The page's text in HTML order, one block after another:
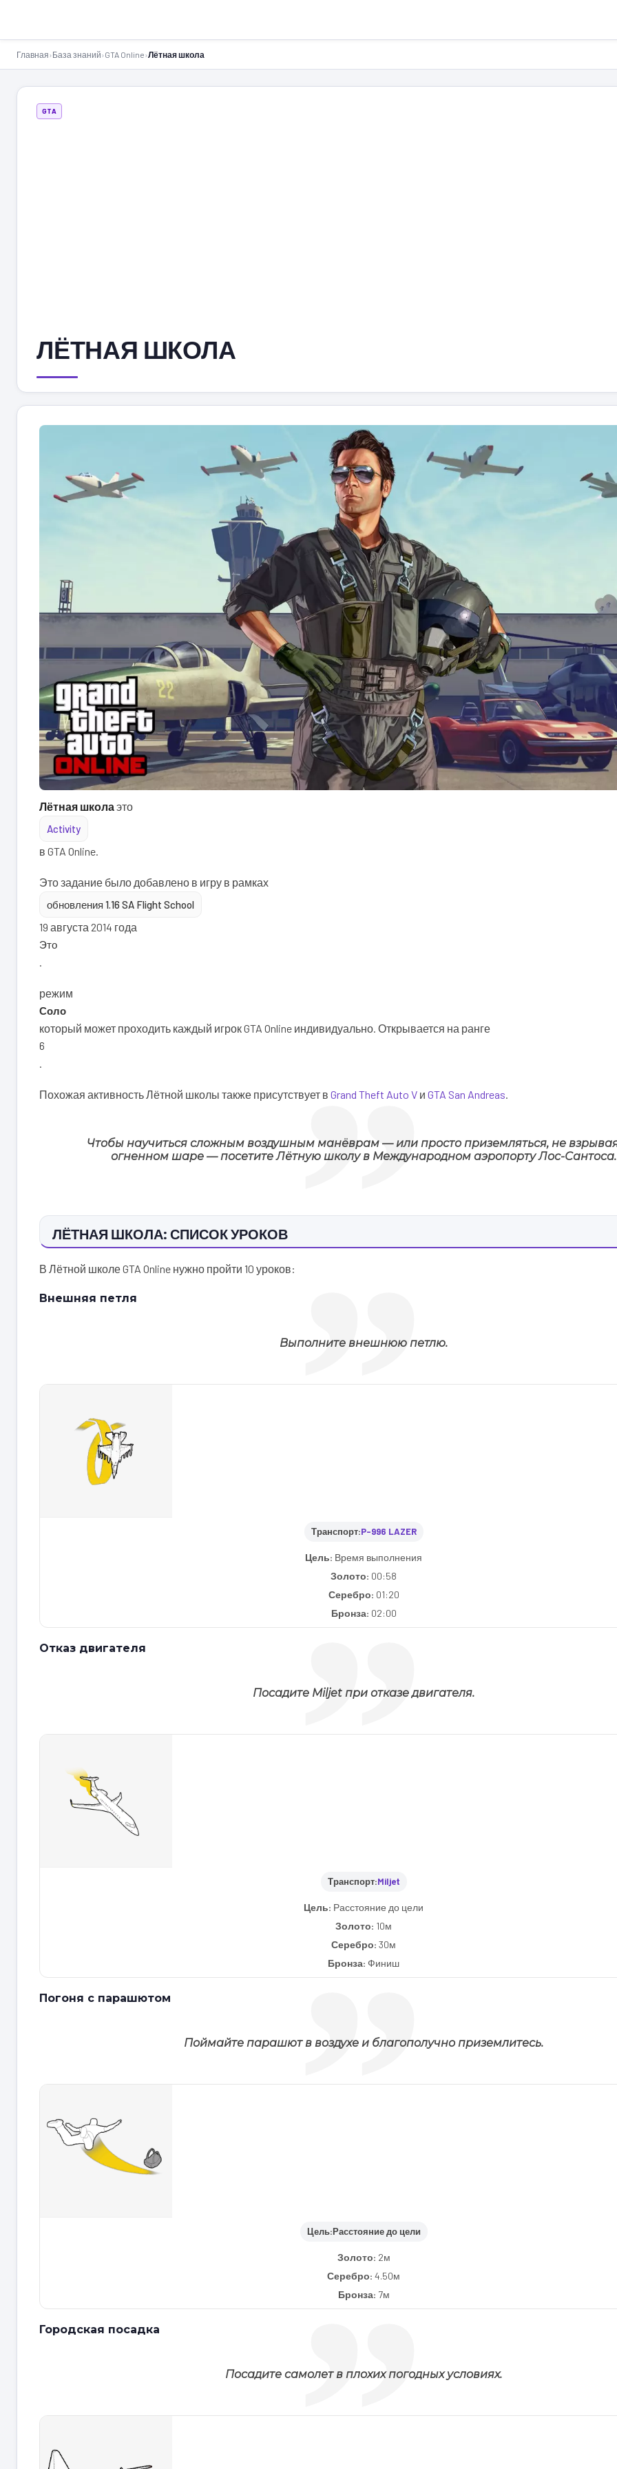
Главная›База знаний›GTA Online›Лётная школа
GTA
ЛЁТНАЯ ШКОЛА
Лётная школаэто
Activity
в GTA Online.
Это задание было добавлено в игру в рамках
обновления 1.16 SA Flight School
19 августа 2014 года
Это
.
режим
Соло
который может проходить каждый игрок GTA Online индивидуально. Открывается на ранге
6
.
Похожая активность Лётной школы также присутствует в Grand Theft Auto V и GTA San Andreas.
Чтобы научиться сложным воздушным манёврам — или просто приземляться, не
огненном шаре — посетите Лётную школу в Международном аэропорту Лос-Сантоса.
ЛЁТНАЯ ШКОЛА: СПИСОК УРОКОВ
В Лётной школе GTA Online нужно пройти 10 уроков:
Внешняя петля
Выполните внешнюю петлю.
Транспорт:P-996 LAZER
Цель: Время выполнения
Золото: 00:58
Серебро: 01:20
Бронза: 02:00
Отказ двигателя
Посадите Miljet при отказе двигателя.
Транспорт:Miljet
Цель: Расстояние до цели
Золото: 10м
Серебро: 30м
Бронза: Финиш
Погоня с парашютом
Поймайте парашют в воздухе и благополучно приземлитесь.
Цель:Расстояние до цели
Золото: 2м
Серебро: 4.50м
Бронза: 7м
Городская посадка
Посадите самолет в плохих погодных условиях.